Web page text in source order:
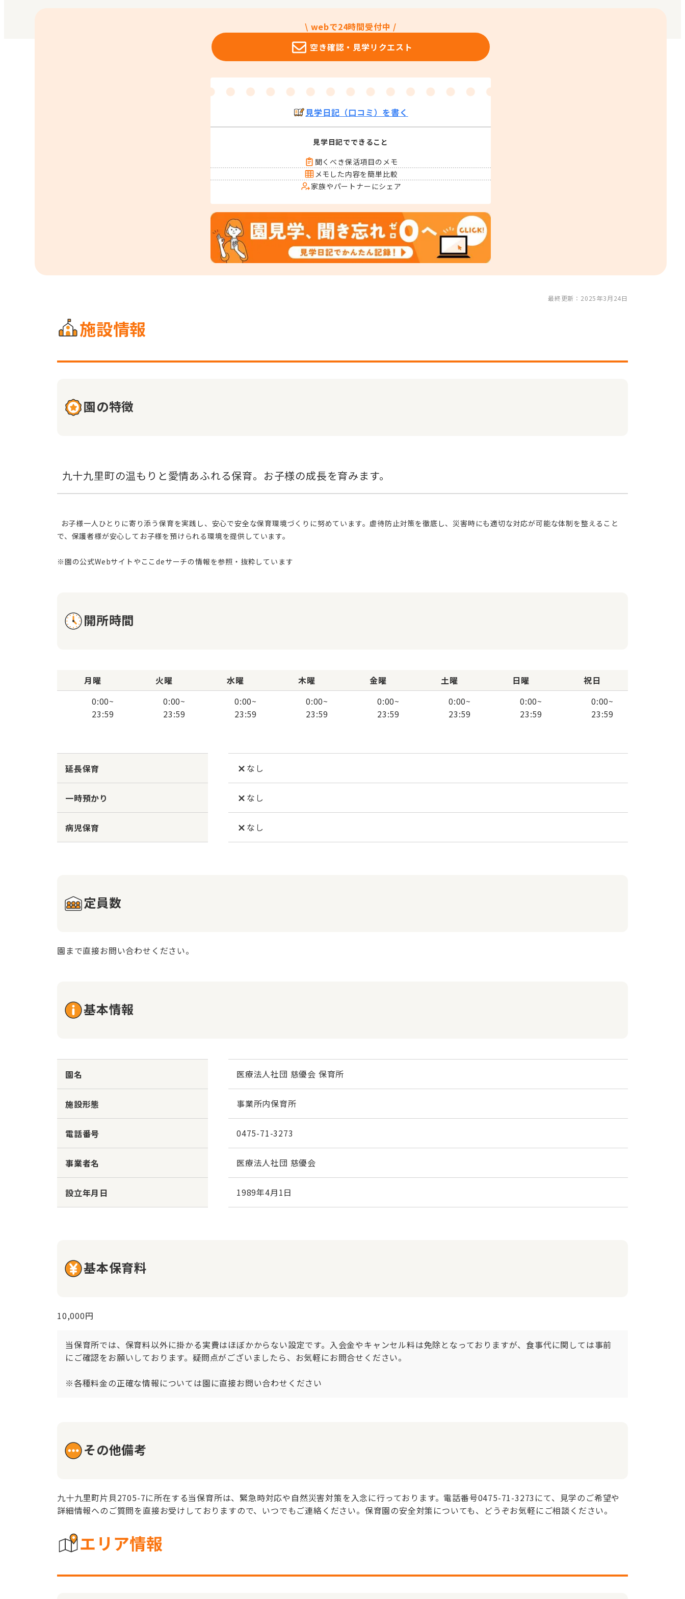
\ webで24時間受付中 /
空き確認・ 見学リクエスト
見学日記（口コミ）を書く
見学日記でできること
聞くべき保活項目のメモ
メモした内容を簡単比較
家族やパートナーにシェア
最終更新：2025年3月24日
施設情報
園の特徴
で、保護者様が安心してお子様を預けられる環境を提供しています。
開所時間
月曜
0:00~
23:59
火曜
0:00~
23:59
水曜
0:00~
23:59
木曜
0:00~
23:59
金曜
0:00~
23:59
土曜
0:00~
23:59
日曜
0:00~
23:59
祝日
0:00~
23:59
延長保育 なし
一時預かり なし
病児保育 なし
定員数
園まで直接お問い合わせください。
基本情報
園名 医療法人社団 慈優会 保育所
施設形態 事業所内保育所
電話番号 0475-71-3273
事業者名 医療法人社団 慈優会
設立年月日 1989年4月1日
基本保育料
10,000円
当保育所では、保育料以外に掛かる実費はほぼかからない設定です。入会金やキャンセル料は免除となっておりますが、食事代に関しては事前
にご確認をお願いしております。疑問点がございましたら、お気軽にお問合せください。
※各種料金の正確な情報については園に直接お問い合わせください
その他備考
九十九里町片貝2705-7に所在する当保育所は、緊急時対応や自然災害対策を入念に行っております。電話番号0475-71-3273にて、見学のご希望や
詳細情報へのご質問を直接お受けしておりますので、いつでもご連絡ください。保育園の安全対策についても、どうぞお気軽にご相談ください。
エリア情報